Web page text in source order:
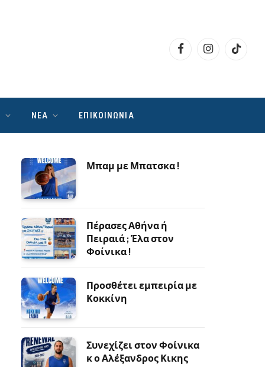
FacebookInstagramTikTok
ΝΕΑ ΕΠΙΚΟΙΝΩΝΙΑ
Μπαμ με Μπατσκα !
Πέρασες Αθήνα ή
Πειραιά ; Έλα στον
Φοίνικα !
Προσθέτει εμπειρία με
Κοκκίνη
Συνεχίζει στον Φοίνικα
κ ο Αλέξανδρος Κικης